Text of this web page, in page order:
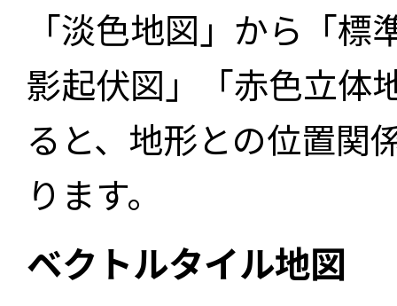
「淡色地図」から「
影起伏図」「赤色立体
ると、地形との位置関
ります。
ベクトルタイル地図